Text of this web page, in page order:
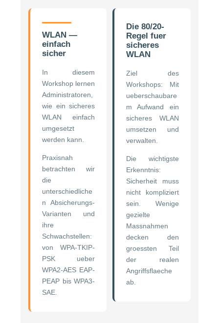
WLAN —
einfach
sicher
In diesem
Workshop lernen
Administratoren,
wie ein sicheres
WLAN einfach
umgesetzt
werden kann.
Praxisnah
betrachten wir
die
unterschiedliche
n Absicherungs-
Varianten und
ihre
Schwachstellen:
von WPA-TKIP-
PSK ueber
WPA2-AES EAP-
PEAP bis WPA3-
SAE.
Die 80/20-
Regel fuer
sicheres
WLAN
Ziel des
Workshops: Mit
ueberschaubare
m Aufwand ein
sicheres WLAN
umsetzen und
verwalten.
Die wichtigste
Erkenntnis:
Sicherheit muss
nicht kompliziert
sein. Wenige
gezielte
Massnahmen
decken den
groessten Teil
der realen
Angriffsflaeche
ab.